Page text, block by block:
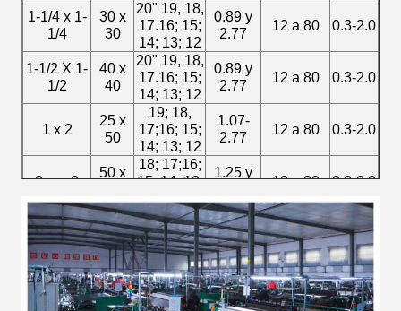
1-1/4 x 1-
1/4
30 x
30
20" 19, 18,
17.16; 15;
14; 13; 12
0.89 y
2.77
12 a 80 0.3-2.0
1-1/2 X 1-
1/2
40 x
40
20" 19, 18,
17.16; 15;
14; 13; 12
0.89 y
2.77
12 a 80 0.3-2.0
1 x 2
25 x
50
19; 18,
17;16; 15;
14; 13; 12
1.07-
2.77
12 a 80 0.3-2.0
2 por 2
50 x
18; 17;16;
15; 14; 13;
12
1.25 y
12 a 80 0.3-2.0
2 x 3
50 x
75
16; 15; 14;
13; 12
1.65 a
dos.
¿Qué
quieres
decir?
77
12 a 80 0.3-2.0